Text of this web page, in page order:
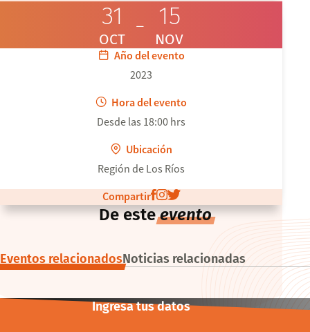
31
OCT
15
NOV
Año del evento
2023
Hora del evento
Desde las 18:00 hrs
Ubicación
Región de Los Ríos
Compartir
De esteevento
Eventos relacionadosNoticias relacionadas
Ingresa tus datos